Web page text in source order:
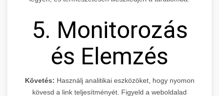
5. Monitorozás
és Elemzés
Követés: Használj analitikai eszközöket, hogy nyomon
kövesd a link teljesítményét. Figyeld a weboldalad